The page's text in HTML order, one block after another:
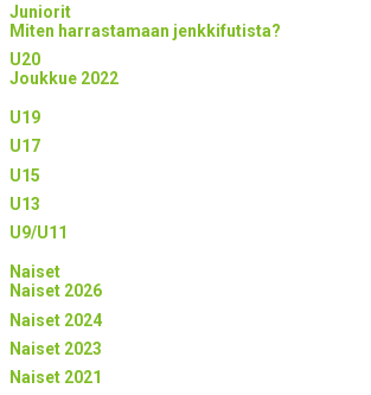
Juniorit
Miten harrastamaan jenkkifutista?
U20
Joukkue 2022
U19
U17
U15
U13
U9/U11
Naiset
Naiset 2026
Naiset 2024
Naiset 2023
Naiset 2021